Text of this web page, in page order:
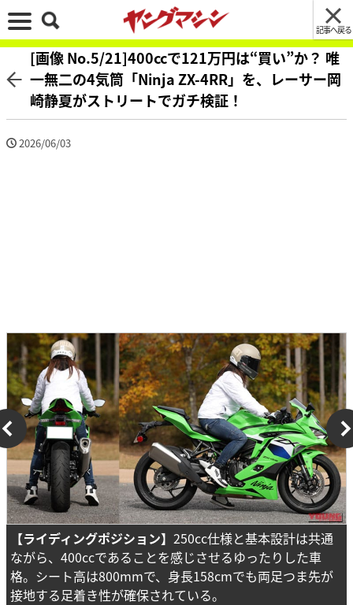
記事へ戻る
[画像 No.5/21]400ccで121万円は“買い”か？ 唯
一無二の4気筒「Ninja ZX-4RR」を、レーサー岡
崎静夏がストリートでガチ検証！
2026/06/03
【ライディングポジション】 250cc仕様と基本設計は共通
ながら、400ccであることを感じさせるゆったりした車
格。シート高は800mmで、身長158cmでも両足つま先が
接地する足着き性が確保されている。